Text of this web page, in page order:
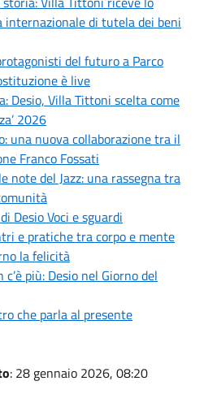
internazionale di tutela dei beni
del futuro a Parco
è live
Desio, Villa Tittoni scelta come
2026
una nuova collaborazione tra il
Franco Fossati
note del Jazz: una rassegna tra
Desio Voci e sguardi
e pratiche tra corpo e mente
la felicità
più: Desio nel Giorno del
che parla al presente
: 28 gennaio 2026, 08:20